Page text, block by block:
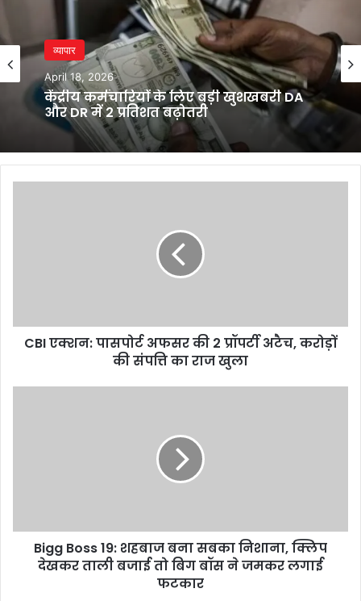
व्यापार
April 18, 2026
केंद्रीय कर्मचारियों के लिए बड़ी खुशखबरी DA
और DR में 2 प्रतिशत बढ़ोतरी
करोड़ों
CBI एक्शन: पासपोर्ट अफसर की 2 प्रॉपर्टी अटैच, करोड़ों
की संपत्ति का राज खुला
देखकर
Bigg Boss 19: शहबाज बना सबका निशाना, क्लिप
देखकर ताली बजाई तो बिग बॉस ने जमकर लगाई
फटकार